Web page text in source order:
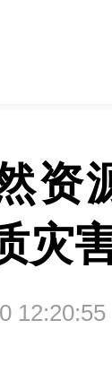
资
灾
12:20:55